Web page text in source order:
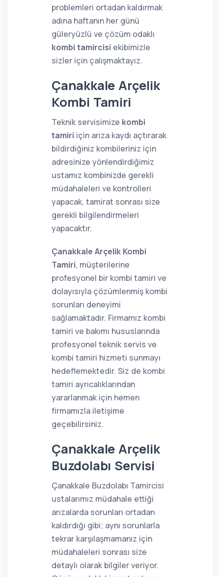
problemleri ortadan kaldırmak
adına haftanın her günü
güleryüzlü ve çözüm odaklı
kombi tamircisi ekibimizle
sizler için çalışmaktayız.
Çanakkale Arçelik
Kombi Tamiri
Teknik servisimize kombi
tamiri için arıza kaydı açtırarak
bildirdiğiniz kombileriniz için
adresinize yönlendirdiğimiz
ustamız kombinizde gerekli
müdahaleleri ve kontrolleri
yapacak, tamirat sonrası size
gerekli bilgilendirmeleri
yapacaktır.
Çanakkale Arçelik Kombi
Tamiri, müşterilerine
profesyonel bir kombi tamiri ve
dolayısıyla çözümlenmiş kombi
sorunları deneyimi
sağlamaktadır. Firmamız kombi
tamiri ve bakımı hususlarında
profesyonel teknik servis ve
kombi tamiri hizmeti sunmayı
hedeflemektedir. Siz de kombi
tamiri ayrıcalıklarından
yararlanmak için hemen
firmamızla iletişime
geçebilirsiniz.
Çanakkale Arçelik
Buzdolabı Servisi
Çanakkale Buzdolabı Tamircisi
ustalarımız müdahale ettiği
arızalarda sorunları ortadan
kaldırdığı gibi; aynı sorunlarla
tekrar karşılaşmamanız için
müdahaleleri sonrası size
detaylı olarak bilgiler veriyor.